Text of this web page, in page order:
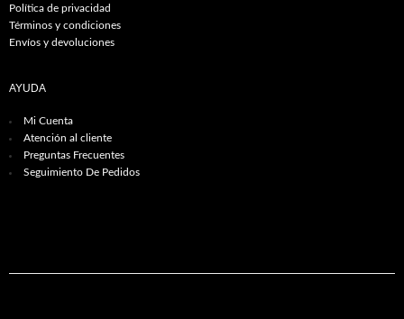
Política de privacidad
Términos y condiciones
Envíos y devoluciones
AYUDA
Mi Cuenta
Atención al cliente
Preguntas Frecuentes
Seguimiento De Pedidos